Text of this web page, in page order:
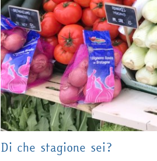
Di che stagione sei?